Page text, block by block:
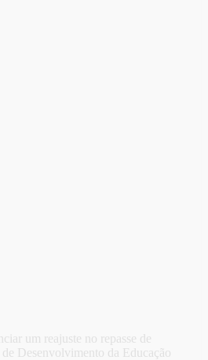
um reajuste no repasse de
Desenvolvimento da Educação